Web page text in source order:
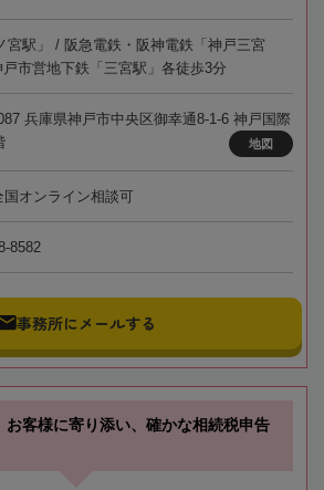
宮駅」 / 阪急電鉄・阪神電鉄「神戸三宮
市営地下鉄「三宮駅」各徒歩3分
兵庫県神戸市中央区御幸通8-1-6 神戸国際
地図
国オンライン相談可
8582
事務所にメールする
お客様に寄り添い、確かな相続税申告